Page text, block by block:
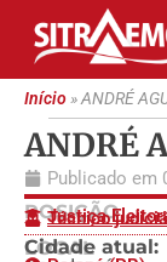
Início»ANDRÉ
ANDRÉ
Publicado em
POSIÇÃO
Justiça
Técnico
LOCAL
Cidade atual: